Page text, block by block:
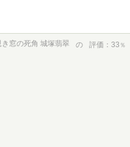
窓の死角 城塚翡翠 の 評価 33 ％